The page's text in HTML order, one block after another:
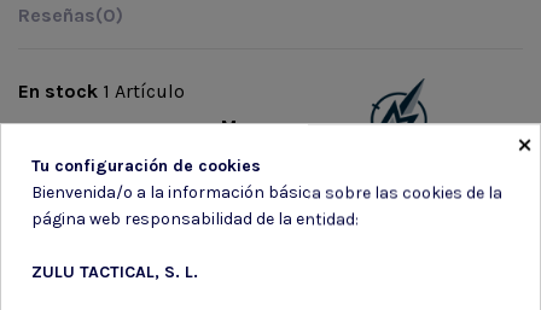
Reseñas(0)
Marca
En stock 1 Artículo
×
Tu configuración de cookies
Bienvenida/o a la información básica sobre las cookies de la
página web responsabilidad de la entidad:
ZULU TACTICAL, S. L.